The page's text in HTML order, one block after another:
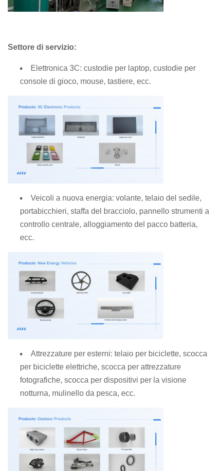
Settore di servizio:
Elettronica 3C: custodie per laptop, custodie per
console di gioco, mouse, tastiere, ecc.
Veicoli a nuova energia: volante, telaio del sedile,
portabicchieri, staffa del bracciolo, pannello strumenti a
controllo centrale, alloggiamento del pacco batteria,
ecc.
Attrezzature per esterni: telaio per biciclette, scocca
per biciclette elettriche, scocca per attrezzature
fotografiche, scocca per dispositivi per la visione
notturna, mulinello da pesca, ecc.